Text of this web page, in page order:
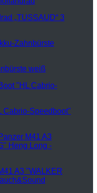
„TUSSAUD“ 3
weiß
Cabrio-Speedboot"
A3 "WALKER